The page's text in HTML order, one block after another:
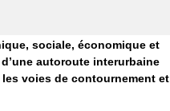
sociale, économique et
autoroute interurbaine
voies de contournement et